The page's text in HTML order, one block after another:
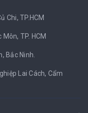
Chi, TP.HCM
TP. HCM
Bắc Ninh.
Lai Cách, Cẩm